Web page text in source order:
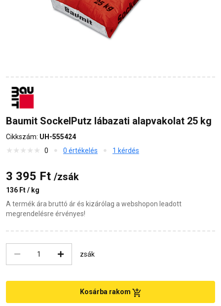
Baumit SockelPutz lábazati alapvakolat 25 kg
Cikkszám: UH-555424
0
0 értékelés 1 kérdés
3 395 Ft /zsák
136 Ft / kg
A termék ára bruttó ár és kizárólag a webshopon leadott
megrendelésre érvényes!
zsák
Kosárba rakom